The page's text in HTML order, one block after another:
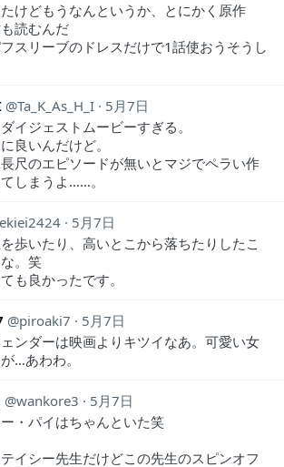
けどもうなんというか、とにかく原作
読むんだ
スリーブのドレスだけで1話使おうそうし
Ta_K_As_H_I
5月7日
イジェストムービーすぎる。
良いんだけど。
尺のエピソードが無いとマジでペラい作
しまうよ……。
5月7日
歩いたり、高いとこから落ちたりしたこ
。笑
も良かったです。
piroaki7
5月7日
ンダーは映画よりキツイなあ。可愛い女
…あわわ。
wankore3
5月7日
・パイはちゃんといた笑
イシー先生だけどこの先生のスピンオフ